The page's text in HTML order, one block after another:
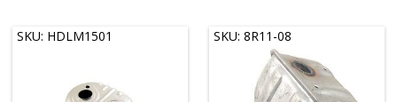
SKU: HDLM1501 SKU: 8R11-08